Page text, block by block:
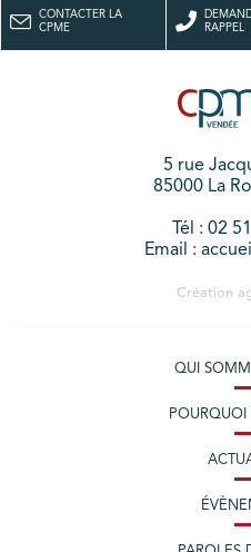
CONTACTER LA
CPME
RAPPEL
5 rue
85000 La
Tél : 02
Email :
Création
QUI
POURQUOI